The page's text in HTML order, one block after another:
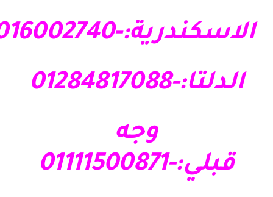
الاسكندرية:-01016002740
الدلتا:-01284817088
وجه
قبلي:-01111500871